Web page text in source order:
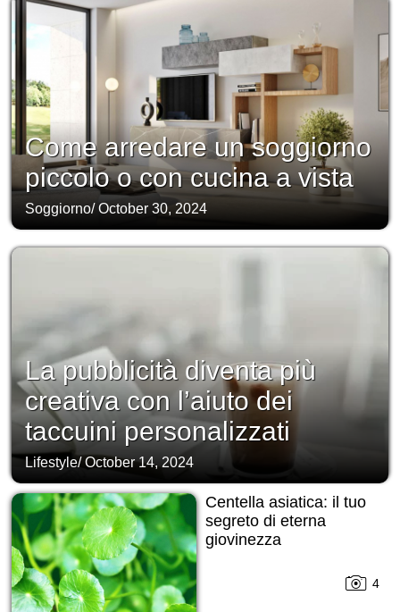
Come arredare un soggiorno
piccolo o con cucina a vista
Soggiorno/October 30, 2024
La pubblicità diventa più
creativa con l’aiuto dei
taccuini personalizzati
Lifestyle/October 14, 2024
Centella asiatica: il tuo
segreto di eterna
giovinezza
4